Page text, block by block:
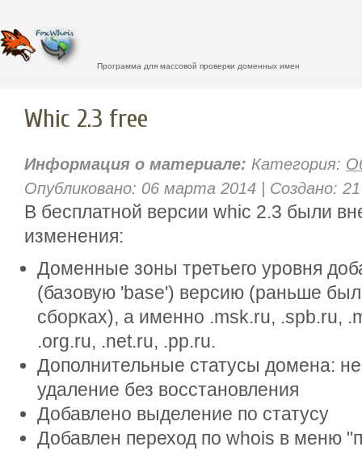
Программа для массовой проверки доменных имен
Whic 2.3 free
Информация о материале: Категория:
Опубликовано: 06 марта 2014 | Создано:
В бесплатной версии whic 2.3 были
изменения:
Доменные зоны третьего уровня
(базовую 'base') версию (раньше
сборках), а именно .msk.ru, .spb.ru,
.org.ru, .net.ru, .pp.ru.
Дополнительные статусы домена:
удаление без восстановления
Добавлено выделение по статусу
Добавлен переход по whois в меню